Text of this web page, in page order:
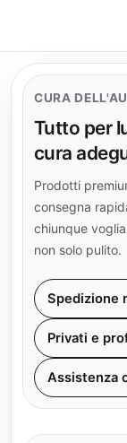
CURA
Tutto per
cura
Prodotti
consegna
chiunque
non solo pulito.
Spedizione
Privati e
Assistenza